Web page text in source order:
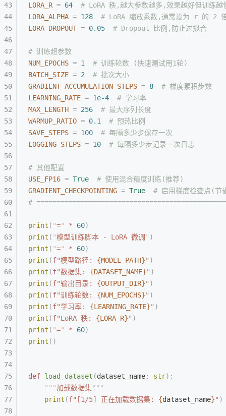
LORA_R = 64
# LoRA 秩,越大参数越多,效果越好但训练越
LORA_ALPHA = 128
# LoRA 缩放系数,通常设为 r 的 2
LORA_DROPOUT = 0.05
  # Dropout 比例,防止过拟合
# 训练超参数
NUM_EPOCHS = 1
  # 训练轮数 (快速测试用1轮)
BATCH_SIZE = 2
  # 批次大小
GRADIENT_ACCUMULATION_STEPS = 8
  # 梯度累积步数
LEARNING_RATE = 1e-4
  # 学习率
MAX_LENGTH = 256
  # 最大序列长度
WARMUP_RATIO = 0.1
  # 预热比例
SAVE_STEPS = 100
  # 每隔多少步保存一次
LOGGING_STEPS = 10
  # 每隔多少步记录一次日志
# 其他配置
USE_FP16 = True
  # 使用混合精度训练(推荐)
GRADIENT_CHECKPOINTING = True
# 启用梯度检查点(节
#
print ( "=" * 60)
print ( "模型训练脚本 - LoRA 微调 " )
print ( "=" * 60)
print (f"模型路径: {MODEL_PATH}" )
print (f"数据集: {DATASET_NAME}" )
print (f"输出目录: {OUTPUT_DIR}" )
print (f"训练轮数: {NUM_EPOCHS}" )
print (f"学习率: {LEARNING_RATE}" )
print (f"LoRA 秩: {LORA_R}" )
print ( "=" * 60)
print ()
def load_dataset (dataset_name: str):
    """
加载数据集"""
    print
(f"[1/5] 正在加载数据集: {dataset_name}" )